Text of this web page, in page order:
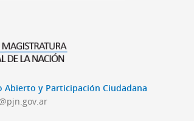
Abierto y Participación Ciudadana